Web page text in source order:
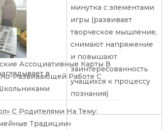
в
минутка с элементами
игры (развивает
творческое мышление,
снимают напряжение
и повышают
заинтересованность
учащихся к процессу
познания)
Ассоциативные Карты В
Развивающей Работе С
С Родителями На Тему:
Традиции»